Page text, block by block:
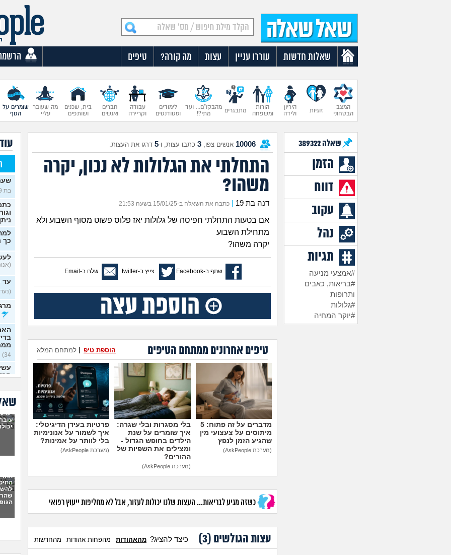
שאלות חדשות עוררו עניין עצות מה קורה? טיפים
המצב
הבטחוני
זוגיות
היריון
ולידה
הורות
ומשפחה
מתבגרים
מהבקו"ם... ועד
מתי?!
לימודים
וסטודנטים
עבודה
וקריירה
חברים
ואנשים
בית, שכנים
ושותפים
מה שעובר
עליי
שומרים על
הגוף
שאלה389322
הזמן
דווח
עקוב
נהל
תגיות
#אמצעי מניעה
#בריאות, כאבים
ותרופות
#גלולות
#יוקר המחיה
10006 אנשים צפו, 3 כתבו עצות, ו-5 דרגו את העצות.
התחלתי את הגלולות לא נכון, יקרה
משהו?
דנה בת 19 כתבה את השאלה ב-15/01/25 בשעה 21:53
אם בטעות התחלתי חפיסה של גלולות יאז פלוס פשוט מסוף השבוע ולא
מתחילת השבוע
יקרה משהו?
שתף ב-Facebook צייץ ב-twitter שלח ב-Email
טיפים אחרונים ממתחם הטיפים למתחם המלא הוספת טיפ
מדברים על זה פתוח: 5
מיתוסים על צעצועי מין
שהגיע הזמן לנפץ
(מערכת AskPeople)
בלי מסגרות ובלי שגרה:
איך שומרים על שנת
הילדים בחופש הגדול -
ומצילים את השפיות של
ההורים?
(מערכת AskPeople)
פרטיות בעידן הדיגיטלי:
איך לשמור על אנונימיות
בלי לוותר על אמינות?
(מערכת AskPeople)
כשזה מגיע לבריאות... העצות שלנו יכולות לעזור, אבל לא מחליפות ייעוץ רפואי
עצות הגולשים (3
) כיצד להציג? מהאהודות מהפחות אהודות מהחדשות
בת 19)
כך
עד
34)
/
26)
יש